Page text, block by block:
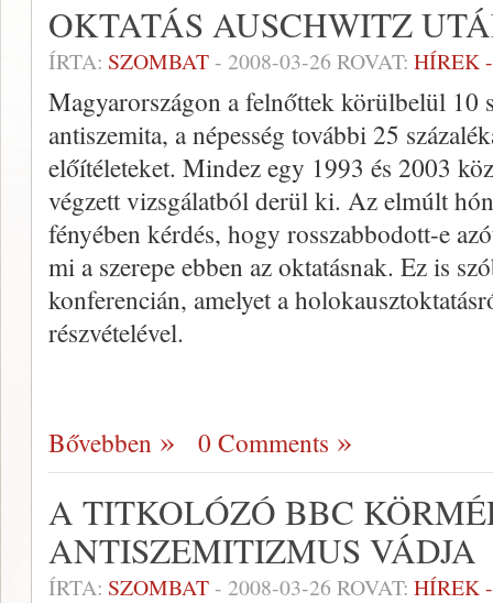
OKTATÁS AUSCHWITZ
ÍRTA: SZOMBAT- 2008-03-26 ROVAT: HÍREK
Magyarországon a felnőttek körülbelül 10
antiszemita, a népesség további 25
előítéleteket. Mindez egy 1993 és 2003
végzett vizsgálatból derül ki. Az elmúlt
fényében kérdés, hogy rosszab­bodott-e
mi a szerepe ebben az oktatásnak. Ez is
konferencián, amelyet a
részvételével.
Bővebben 0 Comments
A TITKOLÓZÓ BBC
ANTISZEMITIZMUS VÁDJA
ÍRTA: SZOMBAT- 2008-03-26 ROVAT: HÍREK